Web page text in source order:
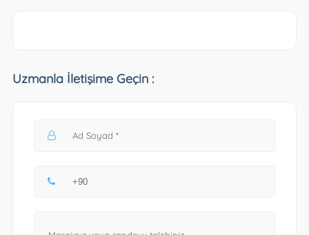
Uzmanla İletişime Geçin :